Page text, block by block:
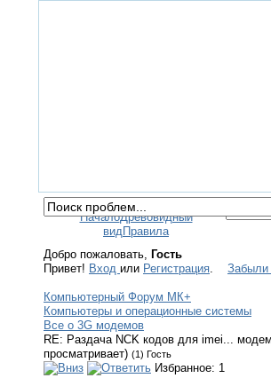
НачалоДревовидный
видПравила
Добро пожаловать, Гость
Привет! Вход или Регистрация. Забыли
Компьютерный Форум МК+
Компьютеры и операционные системы
Все о 3G модемов
RE: Раздача NCK кодов для imei...
просматривает) (1) Гость
Избранное: 1